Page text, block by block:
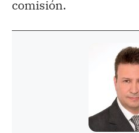
comisión.